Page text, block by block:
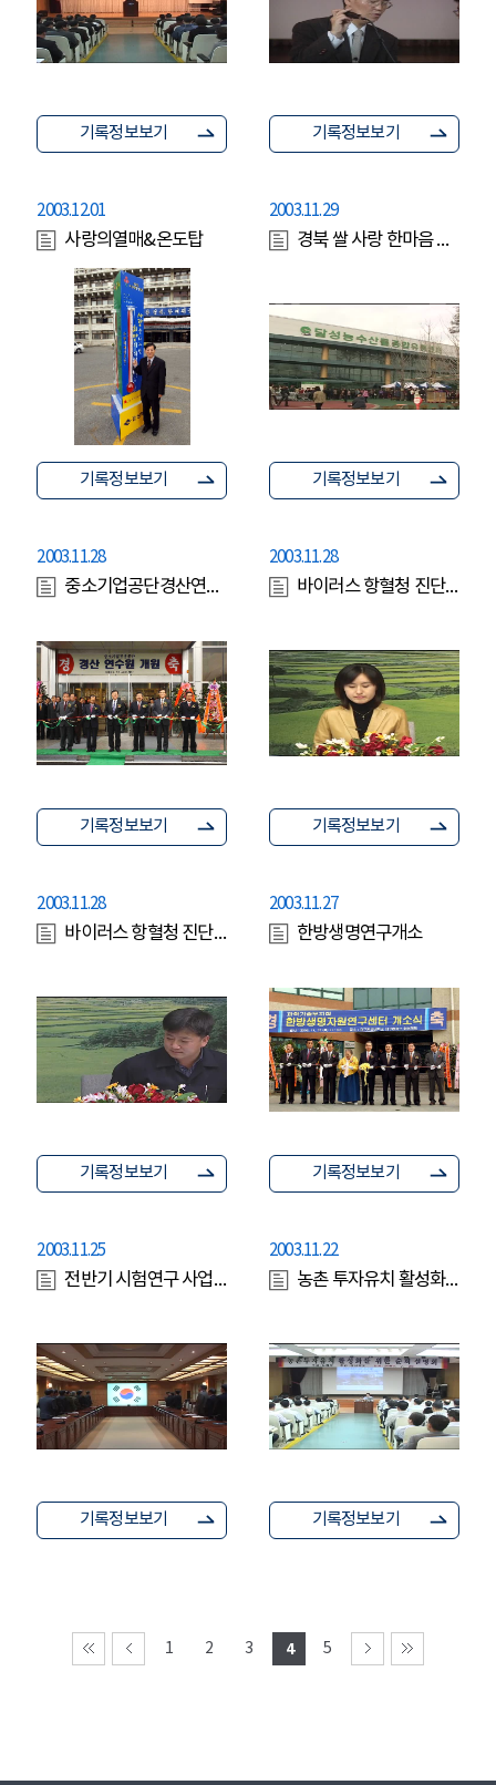
기록정보보기 기록정보보기
2003.12.01
사랑의열매&온도탑
기록정보보기
2003.11.29
경북 쌀 사랑 한마음 큰잔치
기록정보보기
2003.11.28
중소기업공단경산연수원
기록정보보기
2003.11.28
바이러스 항혈청 진단키트 사용방법 2
기록정보보기
2003.11.28
바이러스 항혈청 진단키트 사용방법 1
기록정보보기
2003.11.27
한방생명연구개소
기록정보보기
2003.11.25
전반기 시험연구 사업결과 평가회
기록정보보기
2003.11.22
농촌 투자유치 활성화를 위한 순회 설명회 개최
기록정보보기
1 2 3 4 5